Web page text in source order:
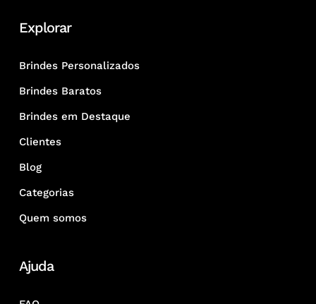
Explorar
Brindes Personalizados
Brindes Baratos
Brindes em Destaque
Clientes
Blog
Categorias
Quem somos
Ajuda